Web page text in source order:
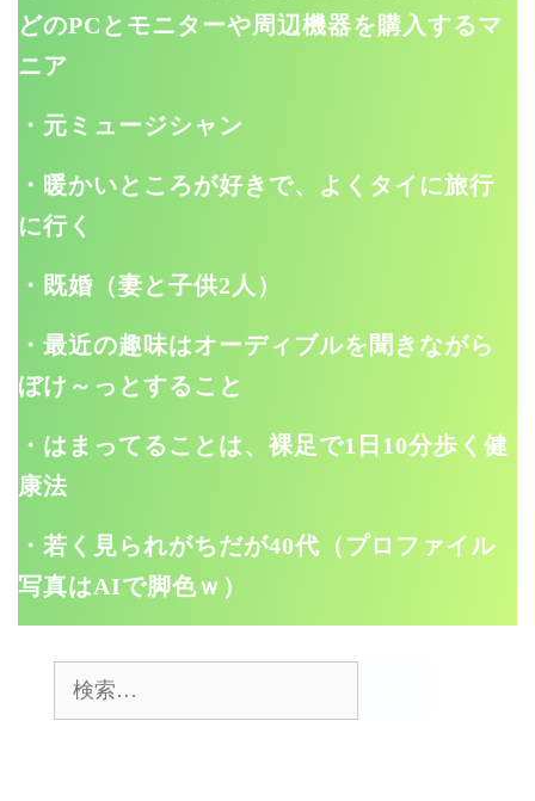
どのPCとモニターや周辺機器を購入するマ
ニア
・元ミュージシャン
・暖かいところが好きで、よくタイに旅行
に行く
・既婚（妻と子供2人）
・最近の趣味はオーディブルを聞きながら
ぼけ～っとすること
・はまってることは、裸足で1日10分歩く健
康法
・若く見られがちだが40代（プロファイル
写真はAIで脚色ｗ）